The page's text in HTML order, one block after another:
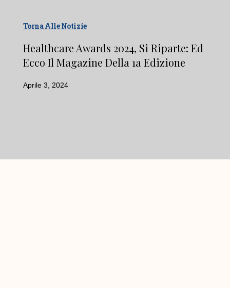
Torna Alle Notizie
Healthcare Awards 2024, Si Riparte: Ed
Ecco Il Magazine Della 1a Edizione
Aprile 3, 2024